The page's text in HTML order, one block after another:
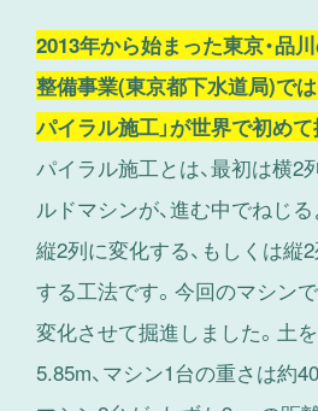
2013年から始まった東京・品
整備事業(東京都下水道局)では
パイラル施工」が世界で初めて
パイラル施工とは、最初は横2
ルドマシンが、進む中でねじ
縦2列に変化する、もしくは縦
する工法です。今回のマシン
変化させて掘進しました。土
5.85m、マシン1台の重さは約